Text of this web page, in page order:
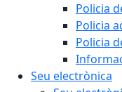
Policia
Policia
Policia
Seu electrònica